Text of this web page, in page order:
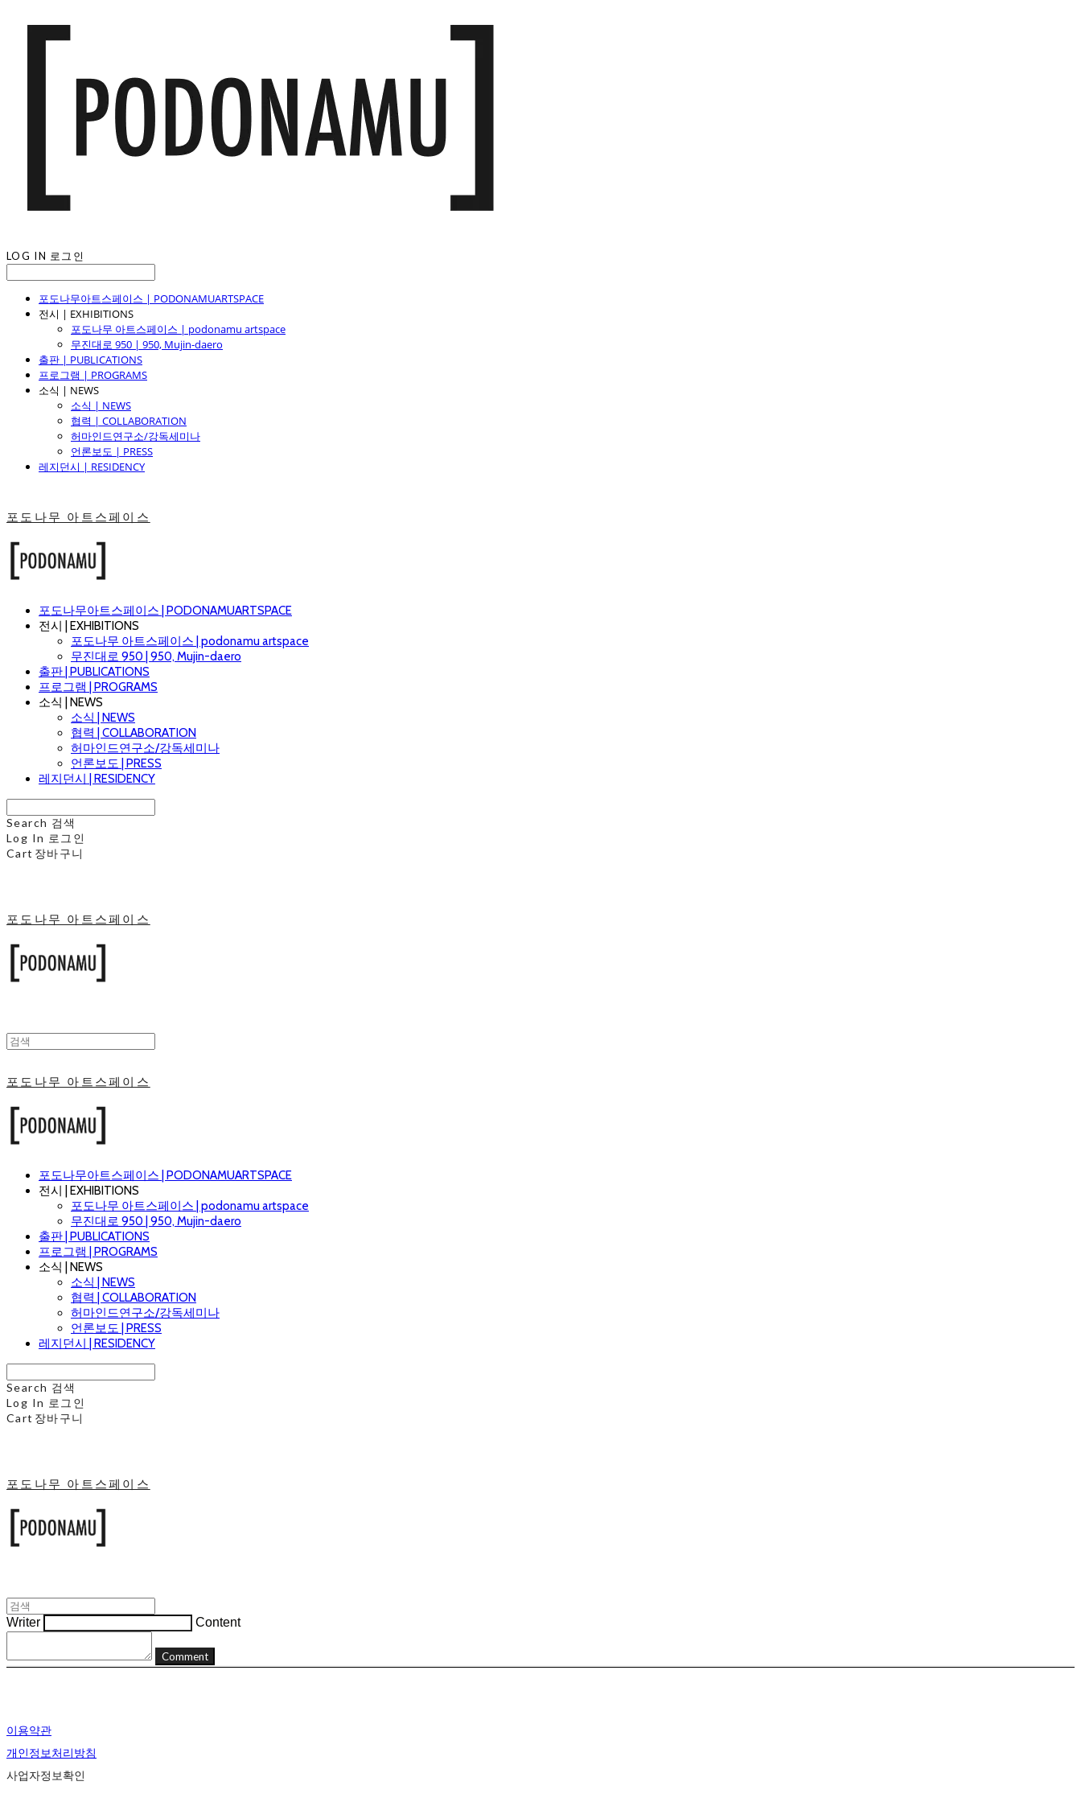
LOG IN 로그인
포도나무아트스페이스 | PODONAMUARTSPACE
전시 | EXHIBITIONS
포도나무 아트스페이스 | podonamu artspace
무진대로 950 | 950, Mujin-daero
출판 | PUBLICATIONS
프로그램 | PROGRAMS
소식 | NEWS
소식 | NEWS
협력 | COLLABORATION
허마인드연구소/강독세미나
언론보도 | PRESS
레지던시 | RESIDENCY
포도나무 아트스페이스
포도나무아트스페이스 | PODONAMUARTSPACE
전시 | EXHIBITIONS
포도나무 아트스페이스 | podonamu artspace
무진대로 950 | 950, Mujin-daero
출판 | PUBLICATIONS
프로그램 | PROGRAMS
소식 | NEWS
소식 | NEWS
협력 | COLLABORATION
허마인드연구소/강독세미나
언론보도 | PRESS
레지던시 | RESIDENCY
Search 검색
Log In 로그인
Cart 장바구니
포도나무 아트스페이스
포도나무 아트스페이스
포도나무아트스페이스 | PODONAMUARTSPACE
전시 | EXHIBITIONS
포도나무 아트스페이스 | podonamu artspace
무진대로 950 | 950, Mujin-daero
출판 | PUBLICATIONS
프로그램 | PROGRAMS
소식 | NEWS
소식 | NEWS
협력 | COLLABORATION
허마인드연구소/강독세미나
언론보도 | PRESS
레지던시 | RESIDENCY
Search 검색
Log In 로그인
Cart 장바구니
포도나무 아트스페이스
Writer Content
Comment
이용약관
개인정보처리방침
사업자정보확인